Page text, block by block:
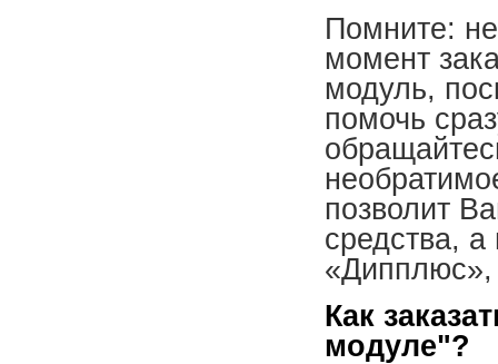
Помните:
момент
модуль,
помочь
позволит
средства,
«Дипплюс»,
Как
модуле"?